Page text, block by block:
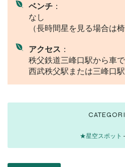
ベンチ ：
なし
（長時間星を見る場合は
アクセス ：
秩父鉄道三峰口駅から車
西武秩父駅または三峰口
★星空スポット -